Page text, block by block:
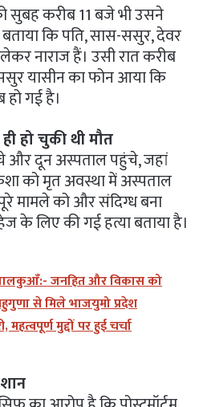
सुबह करीब 11 बजे भी उसने
कि पति, सास-ससुर, देवर
नाराज हैं। उसी रात करीब
यासीन का फोन आया कि
गई है।
हो चुकी थी मौत
और दून अस्पताल पहुंचे, जहां
को मृत अवस्था में अस्पताल
मामले को और संदिग्ध बना
के लिए की गई हत्या बताया है।
जनहित और विकास को
से मिले भाजयुमो प्रदेश
महत्वपूर्ण मुद्दों पर हुई चर्चा